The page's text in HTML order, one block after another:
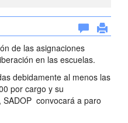
de las asignaciones
en las escuelas.
debidamente al menos las
por cargo y su
convocará a paro